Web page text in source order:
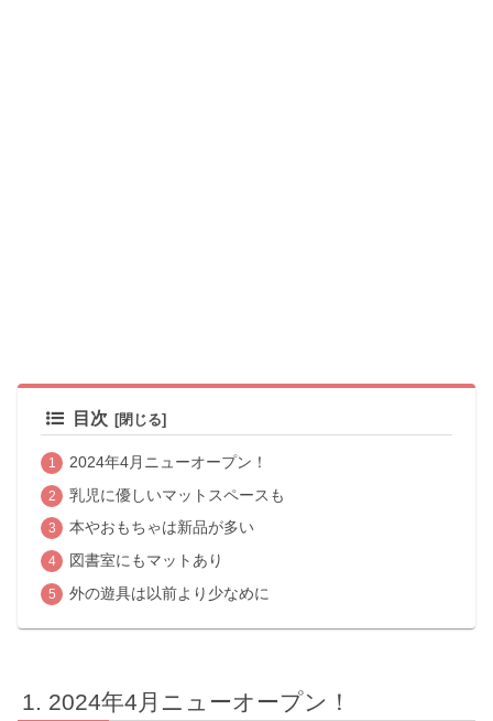
目次
2024年4月ニューオープン！
乳児に優しいマットスペースも
本やおもちゃは新品が多い
図書室にもマットあり
外の遊具は以前より少なめに
2024年4月ニューオープン！